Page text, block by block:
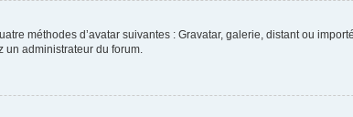
méthodes d’avatar suivantes : Gravatar, galerie, distant ou
un administrateur du forum.